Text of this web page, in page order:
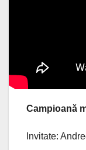
Campioană
Invitate: